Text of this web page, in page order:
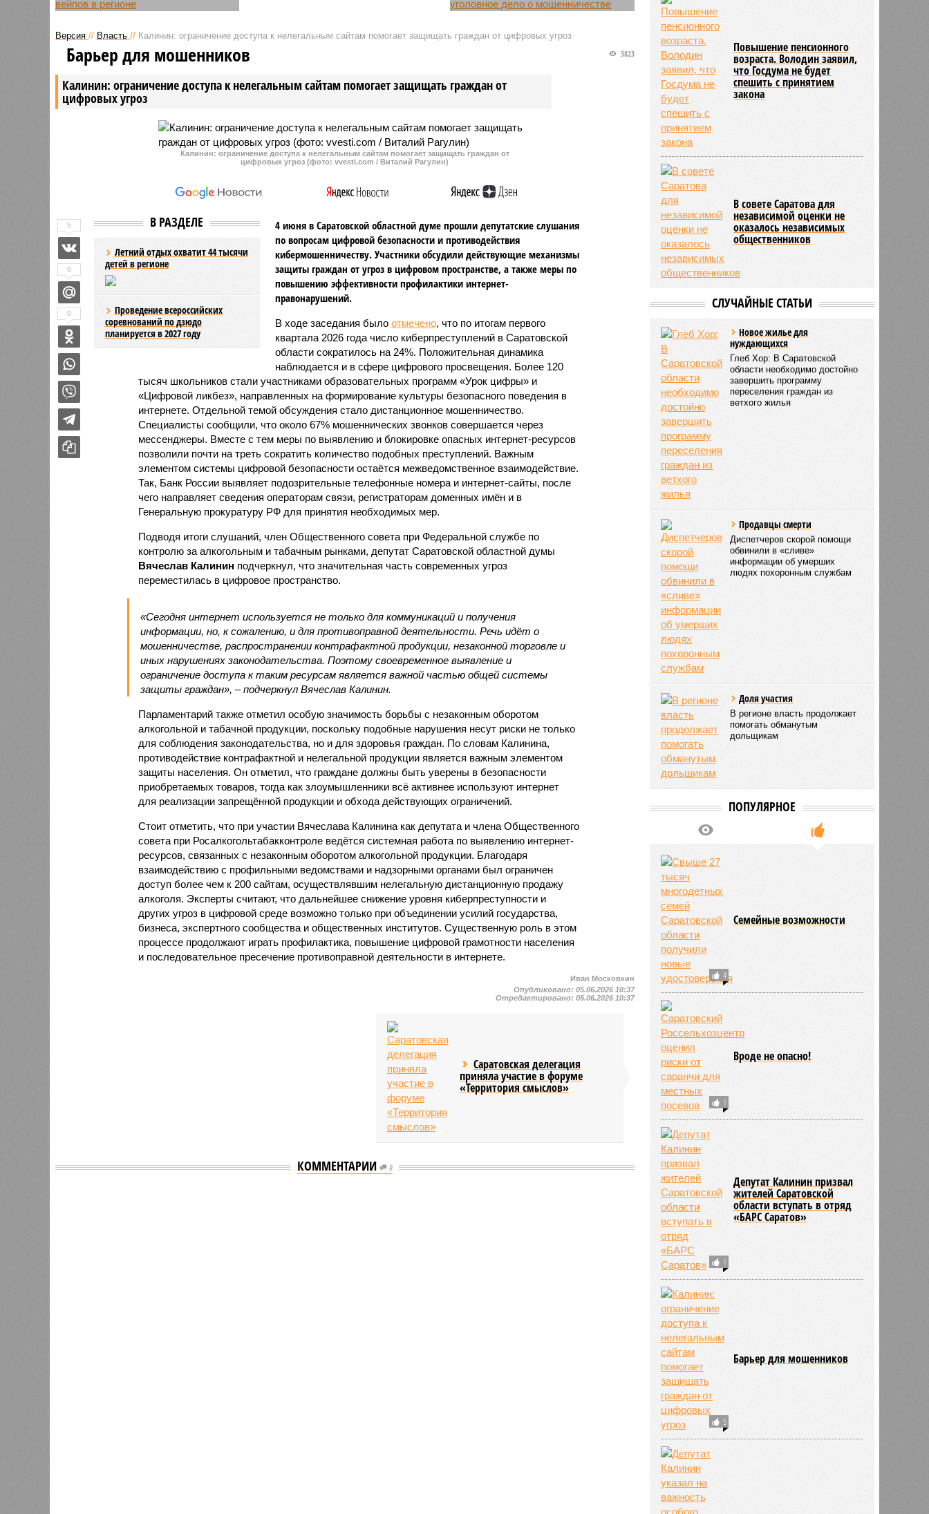
Депутат Саратовской областной
председателя комитета по делам
ветеранов, ветеран боевых
действий Вячеслав Калинин
высказался по поводу закона о
полном запрете продажи вейпов,
региональным парламентом.
фейерверков и применение
В Саратовской области сразу
источники в правоохранительных
мошенничестве в отношении
Александра Ландо.
Версия // Власть // Калинин: ограничение доступа к нелегальным сайтам помогает защищать граждан от цифровых угроз
Калинин: ограничение доступа к нелегальным сайтам помогает защищать граждан от
цифровых угроз
3823
Барьер для мошенников
Калинин: ограничение доступа к нелегальным сайтам помогает защищать граждан от
цифровых угроз (фото: vvesti.com / Виталий Рагулин)
В РАЗДЕЛЕ
Летний отдых охватит 44 тысячи
детей в регионе
Проведение всероссийских
соревнований по дзюдо
планируется в 2027 году
4 июня в Саратовской областной думе прошли депутатские слушания
по вопросам цифровой безопасности и противодействия
кибермошенничеству. Участники обсудили действующие механизмы
защиты граждан от угроз в цифровом пространстве, а также меры по
повышению эффективности профилактики интернет-
правонарушений.
В ходе заседания было отмечено, что по итогам первого
квартала 2026 года число киберпреступлений в Саратовской
области сократилось на 24%. Положительная динамика
наблюдается и в сфере цифрового просвещения. Более 120
тысяч школьников стали участниками образовательных программ «Урок цифры» и
«Цифровой ликбез», направленных на формирование культуры безопасного поведения в
интернете. Отдельной темой обсуждения стало дистанционное мошенничество.
Специалисты сообщили, что около 67% мошеннических звонков совершается через
мессенджеры. Вместе с тем меры по выявлению и блокировке опасных интернет-ресурсов
позволили почти на треть сократить количество подобных преступлений. Важным
элементом системы цифровой безопасности остаётся межведомственное взаимодействие.
Так, Банк России выявляет подозрительные телефонные номера и интернет-сайты, после
чего направляет сведения операторам связи, регистраторам доменных имён и в
Генеральную прокуратуру РФ для принятия необходимых мер.
Подводя итоги слушаний, член Общественного совета при Федеральной службе по
контролю за алкогольным и табачным рынками, депутат Саратовской областной думы
Вячеслав Калинин подчеркнул, что значительная часть современных угроз
переместилась в цифровое пространство.
«Сегодня интернет используется не только для коммуникаций и получения
информации, но, к сожалению, и для противоправной деятельности. Речь идёт о
мошенничестве, распространении контрафактной продукции, незаконной торговле и
иных нарушениях законодательства. Поэтому своевременное выявление и
ограничение доступа к таким ресурсам является важной частью общей системы
защиты граждан», – подчеркнул Вячеслав Калинин.
Парламентарий также отметил особую значимость борьбы с незаконным оборотом
алкогольной и табачной продукции, поскольку подобные нарушения несут риски не только
для соблюдения законодательства, но и для здоровья граждан. По словам Калинина,
противодействие контрафактной и нелегальной продукции является важным элементом
защиты населения. Он отметил, что граждане должны быть уверены в безопасности
приобретаемых товаров, тогда как злоумышленники всё активнее используют интернет
для реализации запрещённой продукции и обхода действующих ограничений.
Стоит отметить, что при участии Вячеслава Калинина как депутата и члена Общественного
совета при Росалкогольтабакконтроле ведётся системная работа по выявлению интернет-
ресурсов, связанных с незаконным оборотом алкогольной продукции. Благодаря
взаимодействию с профильными ведомствами и надзорными органами был ограничен
доступ более чем к 200 сайтам, осуществлявшим нелегальную дистанционную продажу
алкоголя. Эксперты считают, что дальнейшее снижение уровня киберпреступности и
других угроз в цифровой среде возможно только при объединении усилий государства,
бизнеса, экспертного сообщества и общественных институтов. Существенную роль в этом
процессе продолжают играть профилактика, повышение цифровой грамотности населения
и последовательное пресечение противоправной деятельности в интернете.
5
0
0
Иван Московкин
Опубликовано:05.06.2026 10:37
Отредактировано:05.06.2026 10:37
Саратовская делегация
приняла участие в форуме
«Территория смыслов»
КОММЕНТАРИИ 0
Повышение пенсионного
возраста. Володин заявил,
что Госдума не будет
спешить с принятием
закона
В совете Саратова для
независимой оценки не
оказалось независимых
общественников
СЛУЧАЙНЫЕ СТАТЬИ
Новое жилье для
нуждающихся
Глеб Хор: В Саратовской
области необходимо достойно
завершить программу
переселения граждан из
ветхого жилья
Продавцы смерти
Диспетчеров скорой помощи
обвинили в «сливе»
информации об умерших
людях похоронным службам
Доля участия
В регионе власть продолжает
помогать обманутым
дольщикам
ПОПУЛЯРНОЕ
4
Семейные возможности
1
Вроде не опасно!
1
Депутат Калинин призвал
жителей Саратовской
области вступать в отряд
«БАРС Саратов»
5
Барьер для мошенников